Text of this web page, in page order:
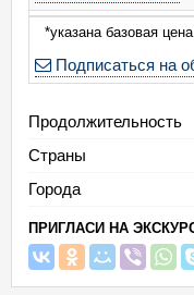
13.09.26Вс- 15.09 Вт
20.09.26
27.09.26Вс- 29.09 Вт
04.10.26Вс- 06.10 Вт
11.10.26
18.10.26
01.11.26Вс- 03.11 Вт
*указана базовая
Подписаться на
Продолжительность
Страны
Города
ПРИГЛАСИ НА